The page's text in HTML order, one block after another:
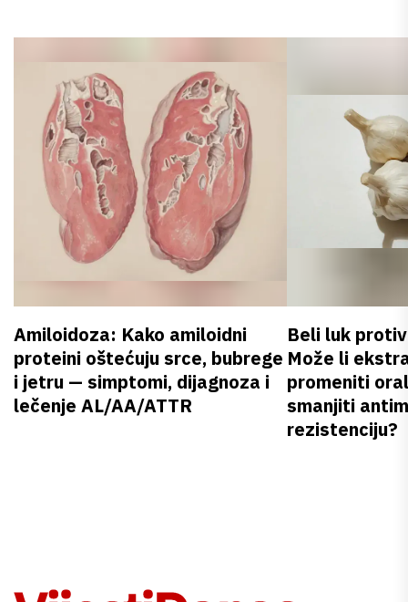
Amiloidoza: Kako amiloidni
proteini oštećuju srce, bubrege
i jetru — simptomi, dijagnoza i
lečenje AL/AA/ATTR
Beli luk
Može li
promeniti
smanjiti
rezistenciju?